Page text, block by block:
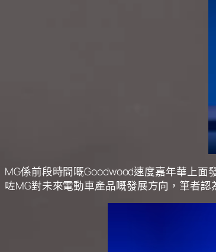
MG係前段時間嘅Goodwood速度嘉年華上
咗MG對未來電動車產品嘅發展方向，筆者